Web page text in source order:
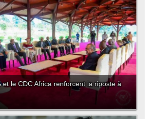
et le CDC Africa renforcent la riposte à